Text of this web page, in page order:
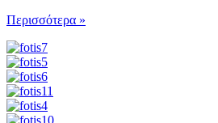
Περισσότερα »